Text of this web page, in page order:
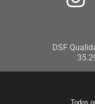
DSF
Todos